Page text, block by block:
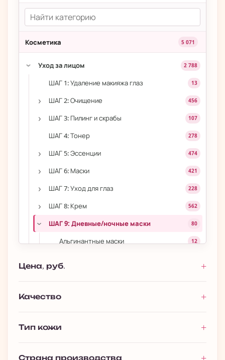
Косметика 5 071
› Уход за лицом 2 788
ШАГ 1: Удаление макияжа глаз 13
› ШАГ 2: Очищение 456
› ШАГ 3: Пилинг и скрабы 107
ШАГ 4: Тонер 278
› ШАГ 5: Эссенции 474
› ШАГ 6: Маски 421
› ШАГ 7: Уход для глаз 228
› ШАГ 8: Крем 562
› ШАГ 9: Дневные/ночные маски 80
Альгинантные маски 12
ШАГ 10: Защита от солнца
› Уход за волосами
Цена, руб.
Качество
Тип кожи
Страна производства